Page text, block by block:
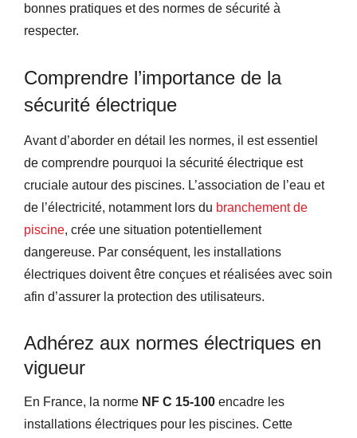
bonnes pratiques et des normes de sécurité à
respecter.
Comprendre l’importance de la
sécurité électrique
Avant d’aborder en détail les normes, il est essentiel
de comprendre pourquoi la sécurité électrique est
cruciale autour des piscines. L’association de l’eau et
de l’électricité, notamment lors du branchement de
piscine, crée une situation potentiellement
dangereuse. Par conséquent, les installations
électriques doivent être conçues et réalisées avec soin
afin d’assurer la protection des utilisateurs.
Adhérez aux normes électriques en
vigueur
En France, la norme NF C 15-100 encadre les
installations électriques pour les piscines. Cette